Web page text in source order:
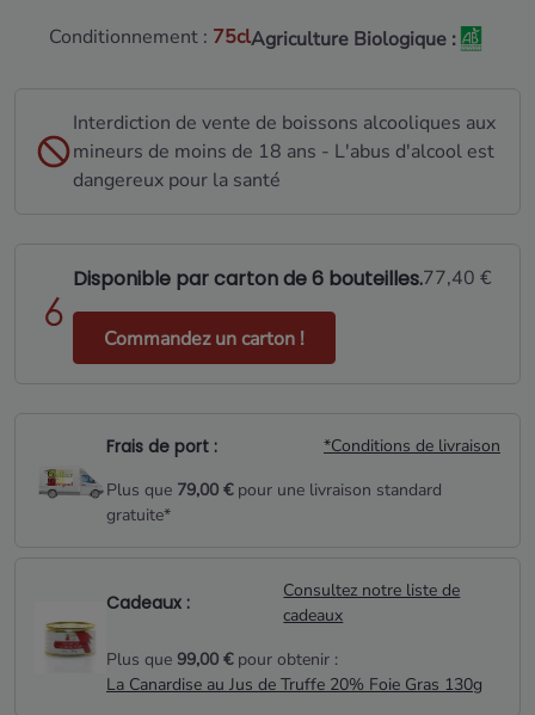
Conditionnement : 75clAgriculture Biologique :
Interdiction de vente de boissons alcooliques aux
mineurs de moins de 18 ans - L'abus d'alcool est
dangereux pour la santé
Disponible par carton de 6 bouteilles.77,40 €
Commandez un carton !
Frais de port :
*Conditions de livraison
Plus que 79,00 €pour une livraison standard
gratuite*
Cadeaux :
Consultez notre liste de
cadeaux
Plus que 99,00 €pour obtenir :
La Canardise au Jus de Truffe 20% Foie Gras 130g